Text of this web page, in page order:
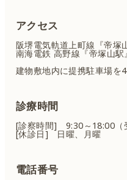
アクセス
阪堺電気軌道上町線『帝
南海電鉄 高野線『帝塚山
建物敷地内に提携駐車場を
診療時間
[診察時間] 9:30～18:00（
[休診日] 日曜、月曜
電話番号